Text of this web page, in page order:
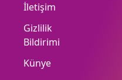
İletişim
Gizlilik
Bildirimi
Künye